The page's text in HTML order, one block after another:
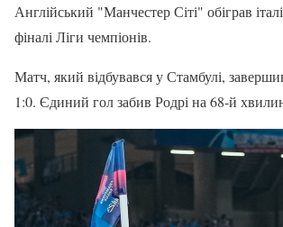
Англійський "Манчестер Сіті" обіграв
фіналі Ліги чемпіонів.
Матч, який відбувався у Стамбулі,
1:0. Єдиний гол забив Родрі на 68-й